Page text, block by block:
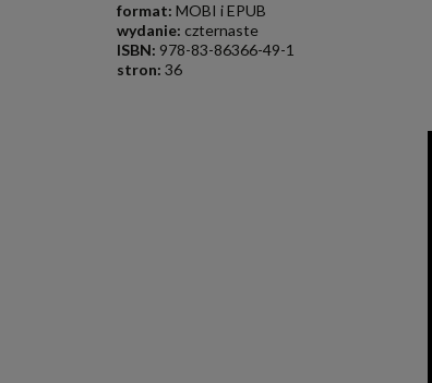
format: MOBI i EPUB
wydanie: czternaste
ISBN: 978-83-86366-49-1
stron: 36